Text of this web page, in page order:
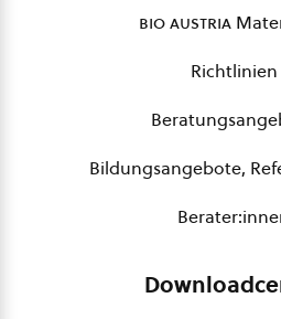
bio austria
Richtlinien
Bildungsangebote,